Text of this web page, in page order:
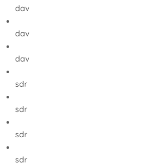
dav
dav
dav
sdr
sdr
sdr
sdr